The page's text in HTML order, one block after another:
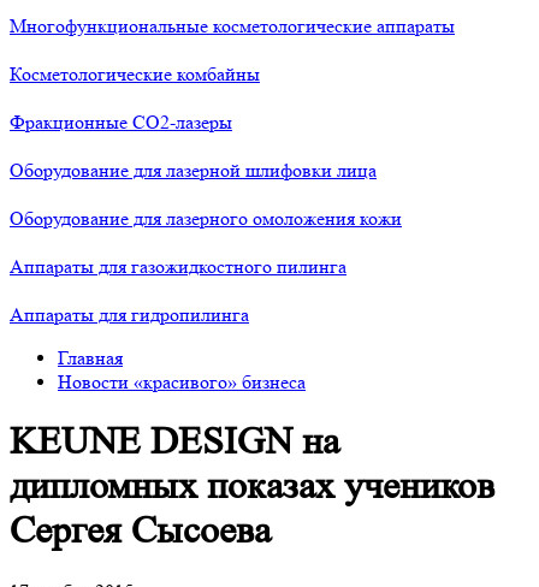
Многофункциональные косметологические аппараты
Косметологические комбайны
Фракционные СО2-лазеры
Оборудование для лазерной шлифовки лица
Оборудование для лазерного омоложения кожи
Аппараты для газожидкостного пилинга
Аппараты для гидропилинга
Главная
Новости «красивого» бизнеса
KEUNE DESIGN на
дипломных показах учеников
Сергея Сысоева